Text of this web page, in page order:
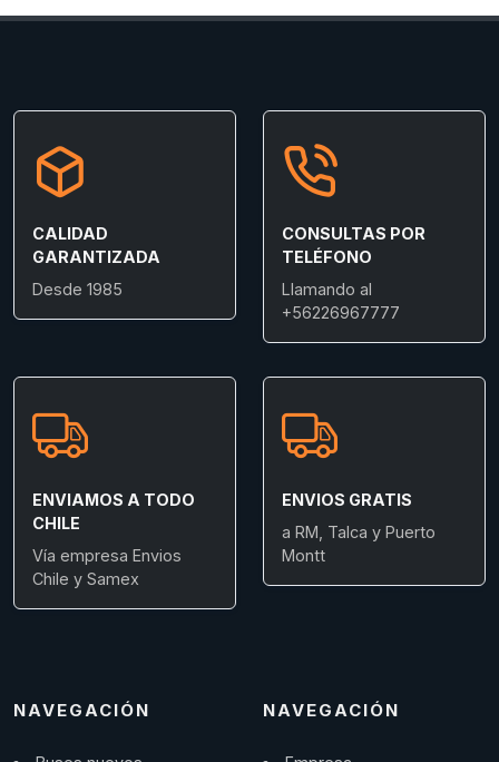
CALIDAD
GARANTIZADA
Desde 1985
CONSULTAS POR
TELÉFONO
Llamando al
+56226967777
ENVIAMOS A TODO
CHILE
Vía empresa Envios
Chile y Samex
ENVIOS GRATIS
a RM, Talca y Puerto
Montt
NAVEGACIÓN NAVEGACIÓN